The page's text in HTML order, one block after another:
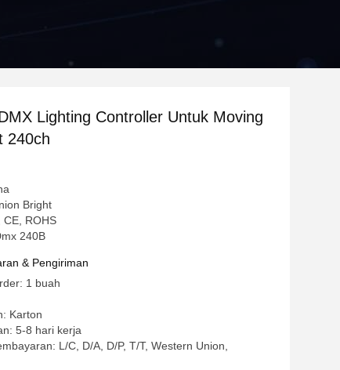
Lighting Controller Untuk Moving
240ch
Bright
CE, ROHS
240B
& Pengiriman
1 buah
Karton
5-8 hari kerja
L/C, D/A, D/P, T/T, Western Union,